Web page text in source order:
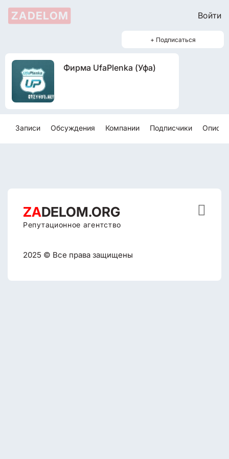
ZADELOM Войти
+ Подписаться
Фирма UfaPlenka (Уфа)
Записи Обсуждения Компании Подписчики
ZADELOM.ORG
Репутационное агентство
2025 © Все права защищены
